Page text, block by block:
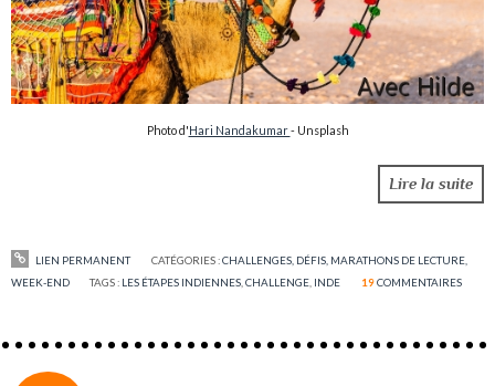
Photo d'Hari Nandakumar- Unsplash
Lire la suite
LIEN PERMANENT CATÉGORIES :CHALLENGES, DÉFIS, MARATHONS DE LECTURE,
WEEK-END
TAGS : LES ÉTAPES INDIENNES ,CHALLENGE INDE 19COMMENTAIRES